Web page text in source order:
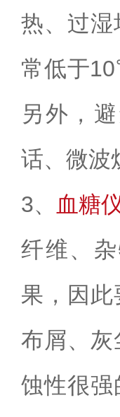
热、过湿
常低于10
另外，
话、微波
3、 血糖
纤维、
果，因
布屑、灰
蚀性很强